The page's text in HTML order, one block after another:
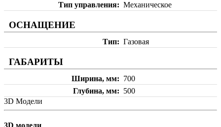
Тип управления Механическое
ОСНАЩЕНИЕ
Тип Газовая
ГАБАРИТЫ
Ширина, мм
700
Глубина, мм
500
3D Модели